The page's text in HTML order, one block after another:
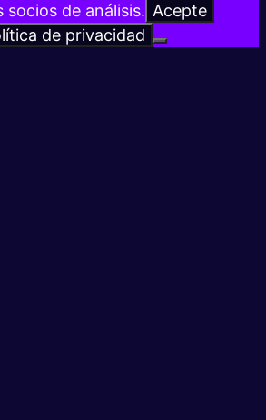
de análisis. Acepte
de privacidad